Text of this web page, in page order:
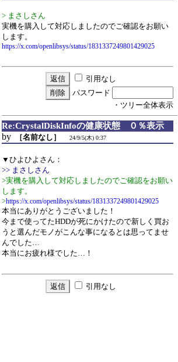
> まさしさん
実機を購入して対応しましたのでご確認をお願い
します。
https://x.com/openlibsys/status/1831337249801429025
引用なし
パスワード
・ツリー全体表示
Re:CrystalDiskInfoの健康状態 ０％表示
by ［名前なし］ 24/9/5(木) 0:37
▼ひよひよさん：
>> まさしさん
>実機を購入して対応しましたのでご確認をお願い
します。
>https://x.com/openlibsys/status/1831337249801429025
本当にありがとうございました！
今まで使ってたHDDが死にかけたので新しく買お
うと選んだモノがこんな事になるとは思ってませ
んでした…
本当にお疲れ様でした…！
引用なし